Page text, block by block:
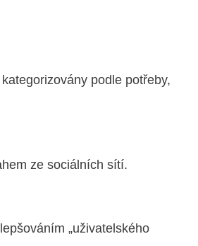
podle potřeby,
ze sociálních sítí.
„uživatelského